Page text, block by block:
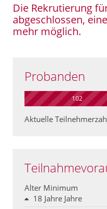
Die Rekrutierung
abgeschlossen,
mehr möglich.
Probanden
102
Aktuelle
Alter Minimum
18 Jahre Jahre